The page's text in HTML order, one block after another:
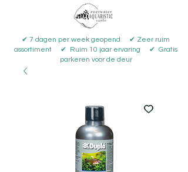
✔ 7 dagen per week geopend ✔ Zeer ruim
assortiment ✔ Ruim 10 jaar ervaring ✔ Gratis
parkeren voor de deur